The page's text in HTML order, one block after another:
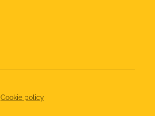
Cookie policy